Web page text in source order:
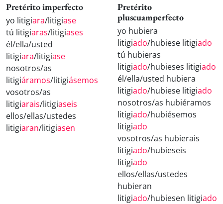
Pretérito imperfecto
yo litigiara/litigiase
tú litigiaras/litigiases
él/ella/usted
litigiara/litigiase
nosotros/as
litigiáramos/litigiásemos
vosotros/as
litigiarais/litigiaseis
ellos/ellas/ustedes
litigiaran/litigiasen
Pretérito
pluscuamperfecto
yo hubiera
litigiado/hubiese litigiado
tú hubieras
litigiado/hubieses litigiado
él/ella/usted hubiera
litigiado/hubiese litigiado
nosotros/as hubiéramos
litigiado/hubiésemos
litigiado
vosotros/as hubierais
litigiado/hubieseis
litigiado
ellos/ellas/ustedes
hubieran
litigiado/hubiesen litigiado